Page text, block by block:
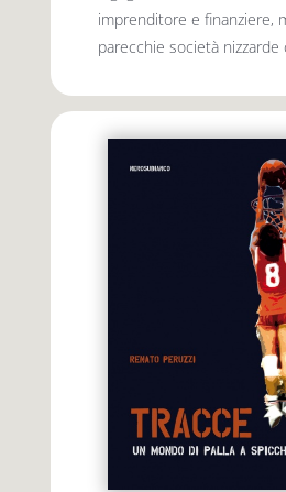
imprenditore e finanziere,
parecchie società nizzarde